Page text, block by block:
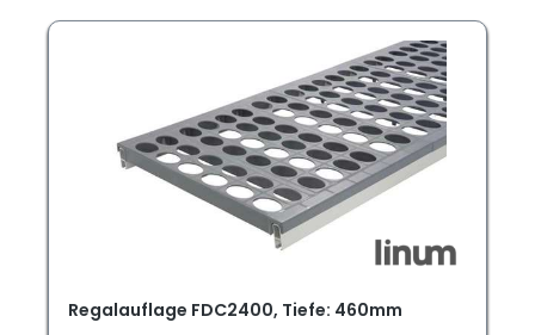
Regalauflage FDC2400, Tiefe: 460mm